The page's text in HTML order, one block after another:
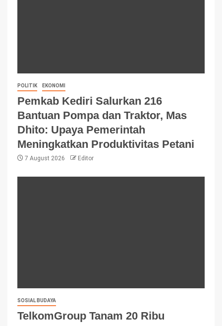
POLITIK EKONOMI
Pemkab Kediri Salurkan 216
Bantuan Pompa dan Traktor, Mas
Dhito: Upaya Pemerintah
Meningkatkan Produktivitas Petani
7 August 2026 Editor
SOSIAL BUDAYA
TelkomGroup Tanam 20 Ribu